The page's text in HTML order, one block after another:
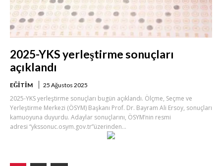
2025-YKS yerleştirme sonuçları
açıklandı
EĞITIM 25 Ağustos 2025
2025-YKS yerleştirme sonuçları bugün açıklandı. Ölçme, Seçme ve
Yerleştirme Merkezi (ÖSYM) Başkanı Prof. Dr. Bayram Ali Ersoy, sonuçları
kamuoyuna duyurdu. Adaylar sonuçlarını, ÖSYM’nin resmi
adresi “ykssonuc.osym.gov.tr”üzerinden...